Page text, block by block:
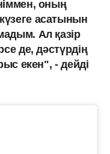
оның
асатынын
Ал қазір
де, дәстүрдің
екен", - дейді